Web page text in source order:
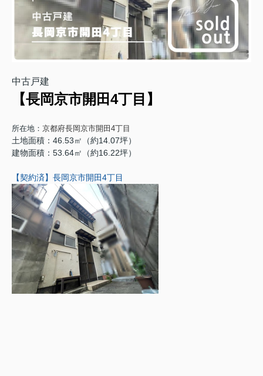
中古戸建
【長岡京市開田4丁目】
所在地： 京都府長岡京市開田4丁目
土地面積：46.53㎡（約14.07坪）
建物面積：53.64㎡（約16.22坪）
【契約済】長岡京市開田4丁目